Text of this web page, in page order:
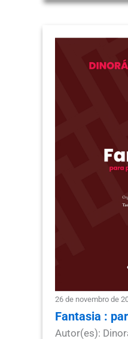
26 de novembro de
Fantasia :
Autor(es):